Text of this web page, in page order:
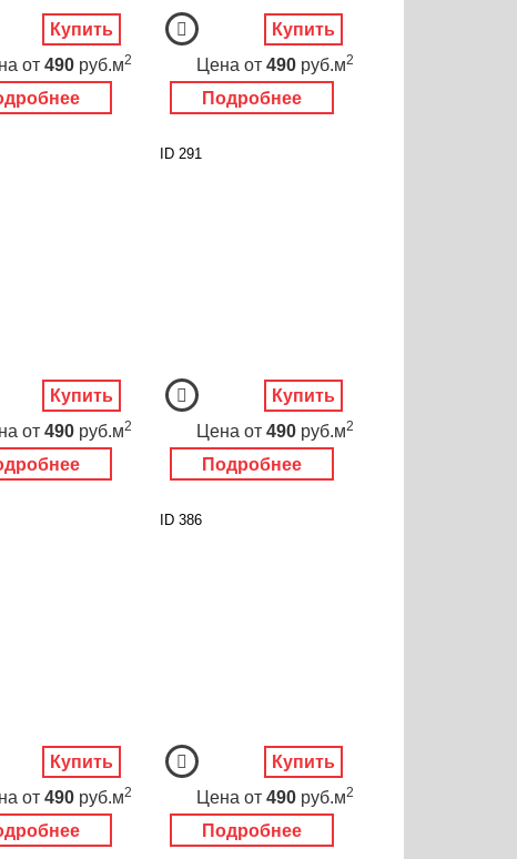
от 490 руб.м2
Купить
Подробнее
Цена от 490 руб.м2
Купить
от 490 руб.м2
Купить
ID 291
Подробнее
Цена от 490 руб.м2
Купить
от 490 руб.м2
Купить
ID 386
Подробнее
Цена от 490 руб.м2
Купить